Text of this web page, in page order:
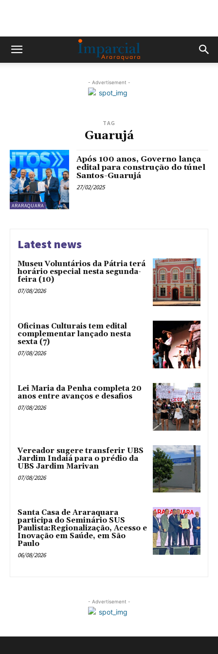
- Advertisement -
TAG
Guarujá
ARARAQUARA
Após 100 anos, Governo lança
edital para construção do túnel
Santos-Guarujá
27/02/2025
Latest news
Museu Voluntários da Pátria terá
horário especial nesta segunda-
feira (10)
07/08/2026
Oficinas Culturais tem edital
complementar lançado nesta
sexta (7)
07/08/2026
Lei Maria da Penha completa 20
anos entre avanços e desafios
07/08/2026
Vereador sugere transferir UBS
Jardim Indaiá para o prédio da
UBS Jardim Marivan
07/08/2026
Santa Casa de Araraquara
participa do Seminário SUS
Paulista:Regionalização, Acesso e
Inovação em Saúde, em São
Paulo
06/08/2026
- Advertisement -